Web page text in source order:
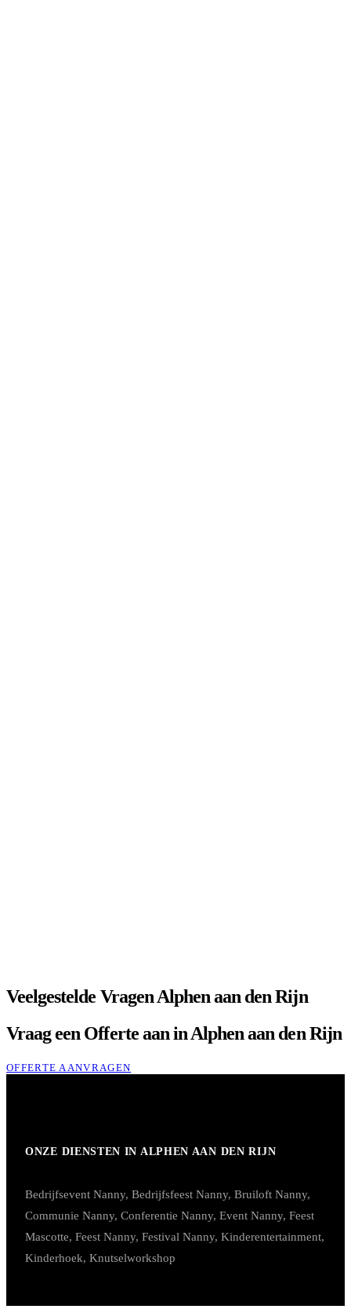
Veelgestelde Vragen Alphen aan den Rijn
Vraag een Offerte aan in Alphen aan den Rijn
OFFERTE AANVRAGEN
ONZE DIENSTEN IN ALPHEN AAN DEN RIJN
Bedrijfsevent Nanny, Bedrijfsfeest Nanny, Bruiloft Nanny,
Communie Nanny, Conferentie Nanny, Event Nanny, Feest
Mascotte, Feest Nanny, Festival Nanny, Kinderentertainment,
Kinderhoek, Knutselworkshop